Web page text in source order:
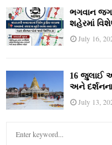
ભગવાન
શહેરમાં
July 16,
16 જુલાઈ
અને
July 13,